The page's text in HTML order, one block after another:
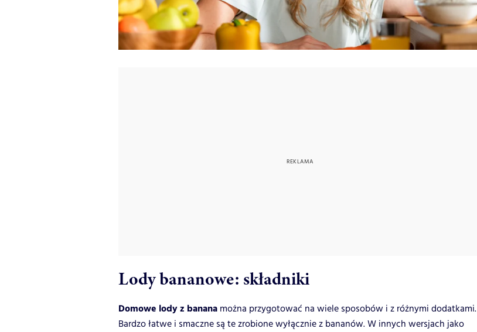
Lody bananowe: składniki
Domowe lody z banana można przygotować na wiele sposobów i z różnymi dodatkami.
Bardzo łatwe i smaczne są te zrobione wyłącznie z bananów. W innych wersjach jako